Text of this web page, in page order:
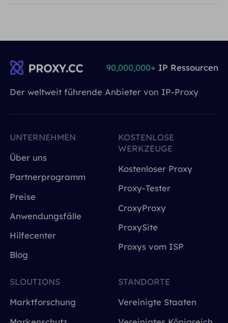
Der weltweit führende Anbieter von IP-Proxy
90,000,000+ IP Ressourcen
UNTERNEHMEN
Über uns
Partnerprogramm
Preise
Anwendungsfälle
Hilfecenter
Blog
KOSTENLOSE
WERKZEUGE
Kostenloser Proxy
Proxy-Tester
CroxyProxy
ProxySite
Proxys vom ISP
SLOUTIONS
Marktforschung
STANDORTE
Vereinigte Staaten